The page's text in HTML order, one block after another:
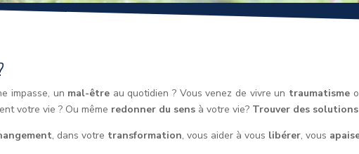
impasse, un mal-être au quotidien ? Vous venez de vivre un traumatisme
votre vie ? Ou même redonner du sens à votre vie? Trouver des solutions
, dans votre transformation, vous aider à vous libérer, vous